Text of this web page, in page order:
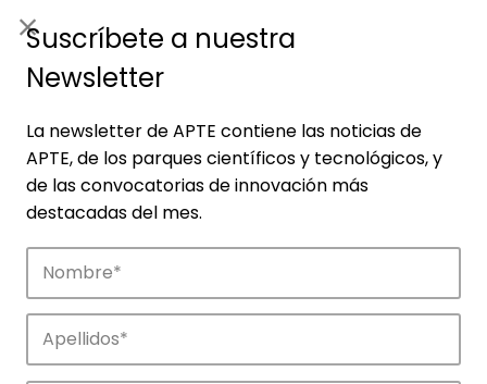
Empresas
Descubre las empresas que impulsan la
Suscríbete a nuestra
Newsletter
La newsletter de APTE contiene las noticias de
APTE, de los parques científicos y tecnológicos, y
de las convocatorias de innovación más
destacadas del mes.